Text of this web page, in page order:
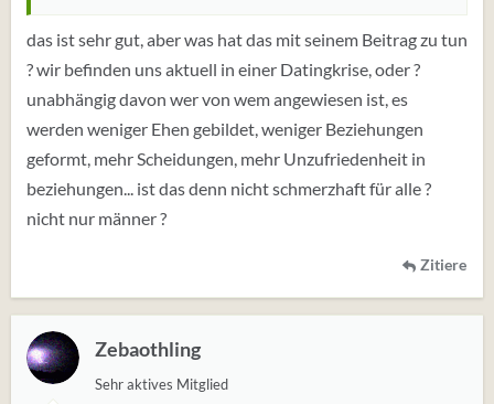
davon erkennst.
Aber Du besitzt als Mensch durchaus noch mehr,
Und wenn Du nun das intuitive beachtest , das rationale
nicht außer Acht lässt und das Gefühl gesondert
daneben siehst , kann Du klar " Nein " sagen. Immer
Lage zu erkennen.
Warum also langweilige Zeit verbringen , Wochen
auf ihn angewiesen.😉
das ist sehr gut, aber was hat das mit seinem Beitrag zu tun
? wir befinden uns aktuell in einer Datingkrise, oder ?
unabhängig davon wer von wem angewiesen ist, es
werden weniger Ehen gebildet, weniger Beziehungen
geformt, mehr Scheidungen, mehr Unzufriedenheit in
beziehungen... ist das denn nicht schmerzhaft für alle ?
nicht nur männer ?
Zitiere
Zebaothling
Sehr aktives Mitglied